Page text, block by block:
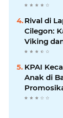
Rival di
Cilegon:
Viking
Nobar
KPAI
Anak di
Aparat